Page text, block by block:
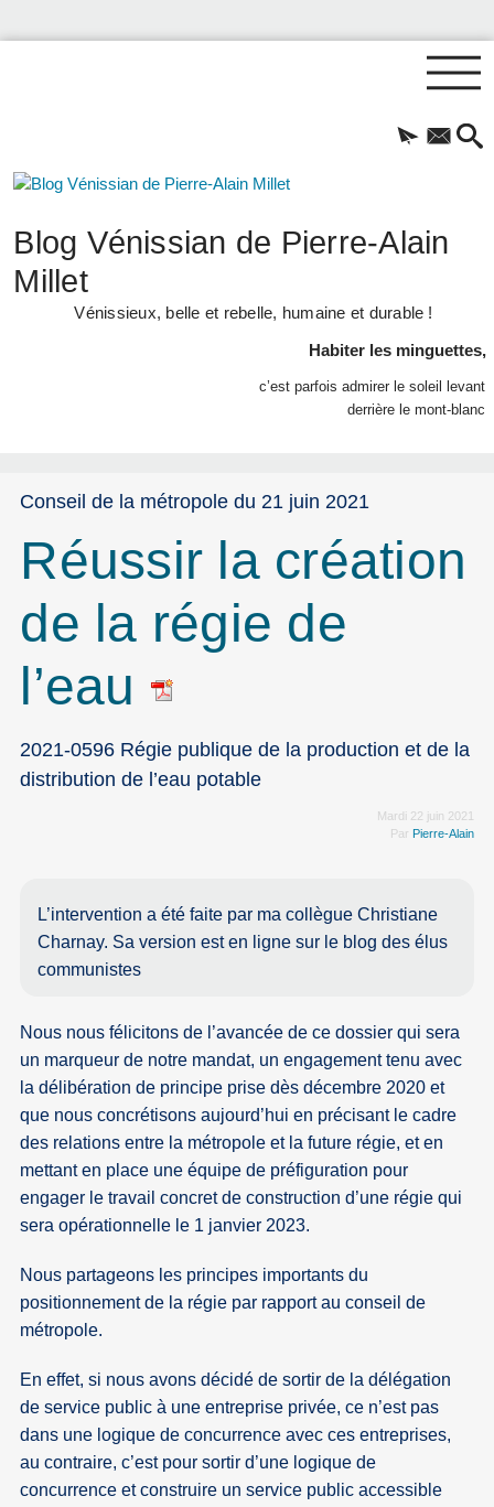
Blog Vénissian de Pierre-Alain
Millet
Vénissieux, belle et rebelle, humaine et durable !
Habiter les minguettes,
c’est parfois admirer le soleil levant
derrière le mont-blanc
Conseil de la métropole du 21 juin 2021
Réussir la création
de la régie de
l’eau
2021-0596 Régie publique de la production et de la
distribution de l’eau potable
Mardi 22 juin 2021
Par Pierre-Alain
L’intervention a été faite par ma collègue Christiane
Charnay. Sa version est en ligne sur le blog des élus
communistes
Nous nous félicitons de l’avancée de ce dossier qui sera
un marqueur de notre mandat, un engagement tenu avec
la délibération de principe prise dès décembre 2020 et
que nous concrétisons aujourd’hui en précisant le cadre
des relations entre la métropole et la future régie, et en
mettant en place une équipe de préfiguration pour
engager le travail concret de construction d’une régie qui
sera opérationnelle le 1 janvier 2023.
Nous partageons les principes importants du
positionnement de la régie par rapport au conseil de
métropole.
En effet, si nous avons décidé de sortir de la délégation
de service public à une entreprise privée, ce n’est pas
dans une logique de concurrence avec ces entreprises,
au contraire, c’est pour sortir d’une logique de
concurrence et construire un service public accessible